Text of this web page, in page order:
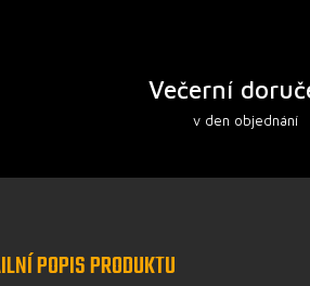
Večerní
v den objednání
POPIS PRODUKTU